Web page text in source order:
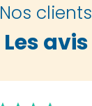
Nos
Les